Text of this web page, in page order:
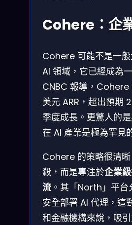
Cohere：企
Cohere 可能不是一
AI 領域，它已經成為
CNBC 報導，
美元 ARR，超出預期
季度成長。更驚人的
在 AI 產業是極為罕見
Cohere 的策略很清
殺，而是專注於企業
流 。其「North」平
安全部署 AI 代理，這
和金融機構來說，吸